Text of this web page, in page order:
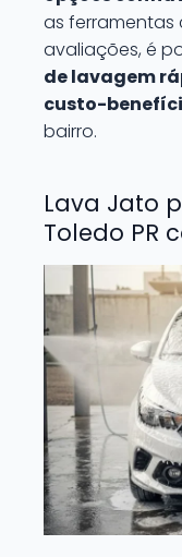
as
avaliações, é
de lavagem
custo-
bairro.
Lava Jato
Toledo PR